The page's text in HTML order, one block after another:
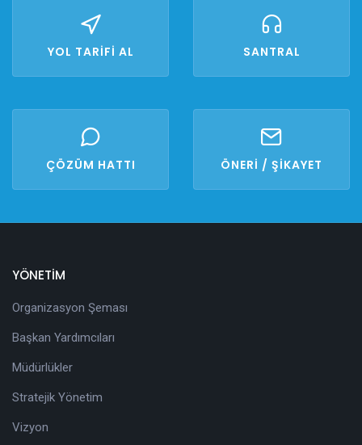
YOL TARİFİ AL SANTRAL
ÇÖZÜM HATTI ÖNERİ / ŞİKAYET
YÖNETİM
Organizasyon Şeması
Başkan Yardımcıları
Müdürlükler
Stratejik Yönetim
Vizyon